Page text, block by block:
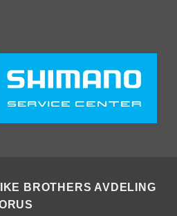
BROTHERS AVDELING